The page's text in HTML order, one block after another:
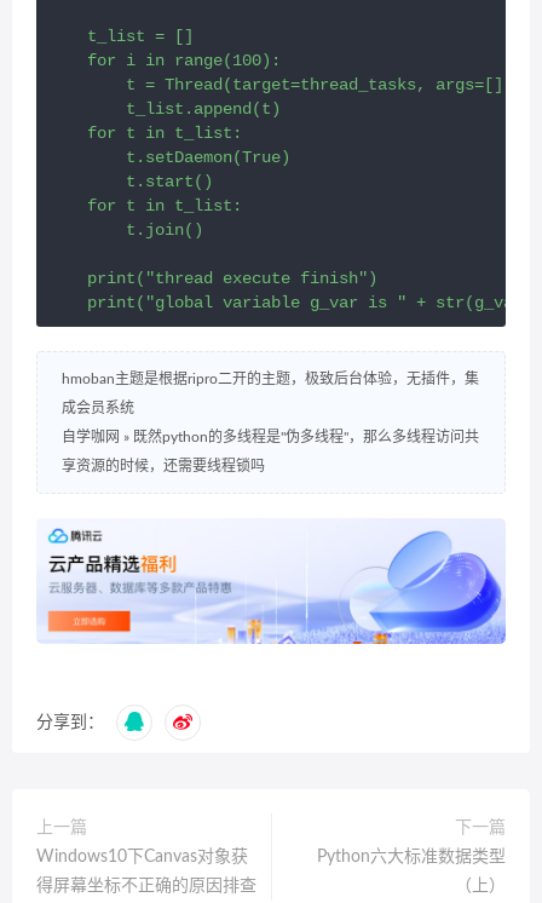
    t_list = []
    for i in range(100):
        t = Thread(target=thread_tasks, args=[])
        t_list.append(t)
    for t in t_list:
        t.setDaemon(True)
        t.start()
    for t in t_list:
        t.join()
    print("thread execute finish")
    print("global variable g_var is " + str(g_var))
hmoban主题是根据ripro二开的主题，极致后台体验，无插件，集
成会员系统
自学咖网 » 既然python的多线程是"伪多线程"，那么多线程访问共
享资源的时候，还需要线程锁吗
分享到：
上一篇
Windows10下Canvas对象获
得屏幕坐标不正确的原因排查
下一篇
Python六大标准数据类型
（上）